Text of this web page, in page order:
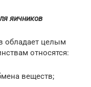
яичников
обладает целым
относятся:
веществ;